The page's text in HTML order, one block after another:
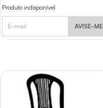
Produto indisponível
AVISE-ME